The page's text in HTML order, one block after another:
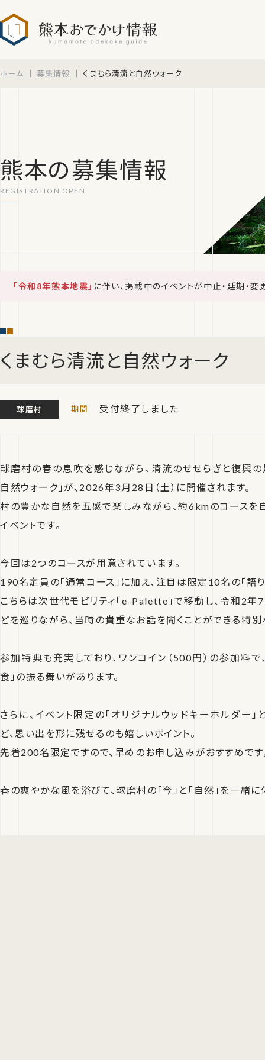
ホーム 募集情報 くまむら清流と自然ウォーク
熊本の募集情報
「令和8年熊本地震」 に伴い、掲載中のイベントが中止・延期・
くまむら清流と自然ウォーク
球磨村 受付終了しました
球磨村の春の息吹を感じながら、清流のせせらぎと復興の
自然ウォーク」が、2026年3月28日（土）に開催されます。
村の豊かな自然を五感で楽しみながら、約6kmのコースを
イベントです。
今回は2つのコースが用意されています。
190名定員の「通常コース」に加え、注目は限定10名の「語り
こちらは次世代モビリティ「e-Palette」で移動し、令和2
どを巡りながら、当時の貴重なお話を聞くことができる特別
参加特典も充実しており、ワンコイン（500円）の参加料
食」の振る舞いがあります。
さらに、イベント限定の「オリジナルウッドキーホルダー」
ど、思い出を形に残せるのも嬉しいポイント。
先着200名限定ですので、早めのお申し込みがおすすめです
春の爽やかな風を浴びて、球磨村の「今」と「自然」を一緒